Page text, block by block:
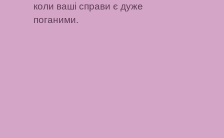
коли ваші справи є дуже
поганими.